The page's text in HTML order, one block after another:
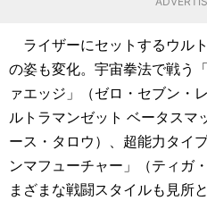
ライザーにセットするウル
の姿も変化。宇宙拳法で戦う
ァエッジ」（ゼロ・セブン・
ルトラマンゼット ベータスマ
ース・タロウ）、超能力タイ
ンマフューチャー」（ティガ
まざまな戦闘スタイルも見所と